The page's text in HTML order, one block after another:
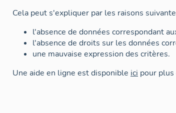
Cela peut s'expliquer par les raisons
l'absence de données correspondant
l'absence de droits sur les données
une mauvaise expression des critères.
Une aide en ligne est disponible ici pour